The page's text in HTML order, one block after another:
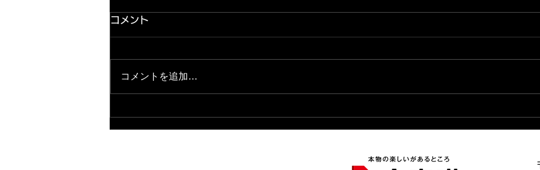
2026.8.8★緊急店長ブログ
2026.8.7★店長ブログ更新
コメント
コメントを追加…